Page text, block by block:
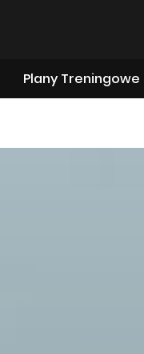
Plany Treningowe